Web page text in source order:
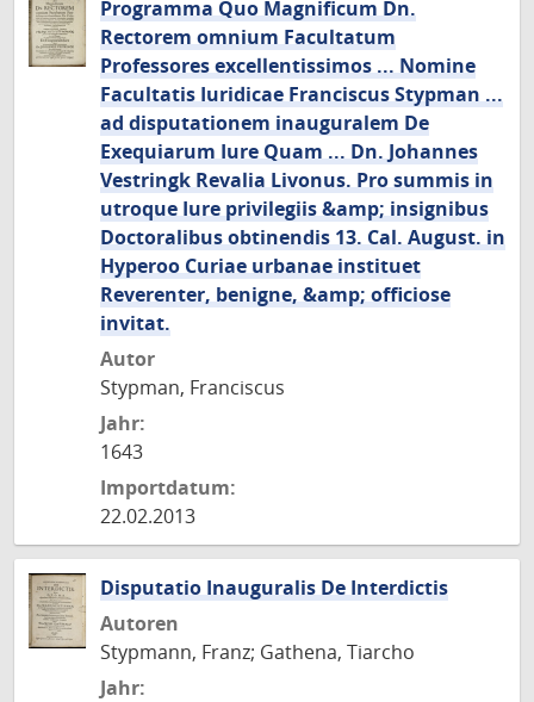
Programma Quo Magnificum Dn.
Rectorem omnium Facultatum
Professores excellentissimos ... Nomine
Facultatis Iuridicae Franciscus Stypman ...
ad disputationem inauguralem De
Exequiarum Iure Quam ... Dn. Johannes
Vestringk Revalia Livonus. Pro summis in
utroque Iure privilegiis &amp; insignibus
Doctoralibus obtinendis 13. Cal. August. in
Hyperoo Curiae urbanae instituet
Reverenter, benigne, &amp; officiose
invitat.
Autor
Stypman, Franciscus
Jahr:
1643
Importdatum:
22.02.2013
Disputatio Inauguralis De Interdictis
Autoren
Stypmann, Franz; Gathena, Tiarcho
Jahr: